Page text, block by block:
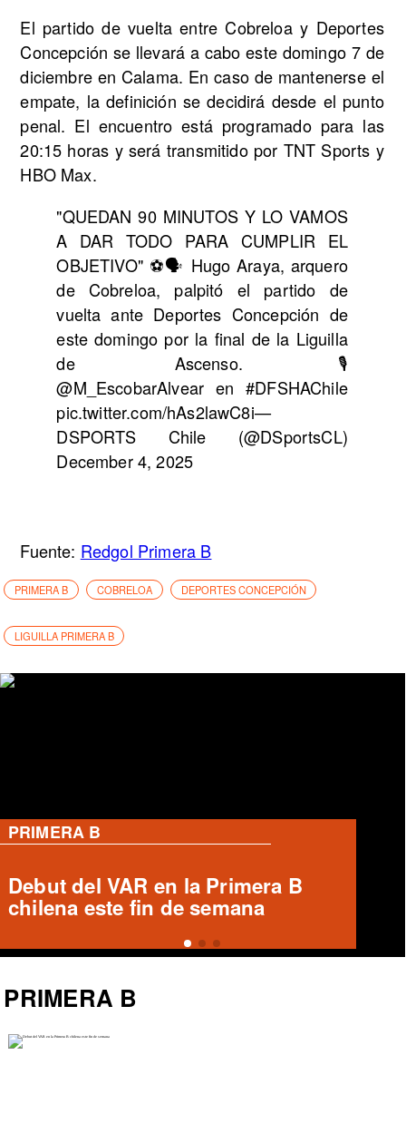
El partido de vuelta entre Cobreloa y Deportes
Concepción se llevará a cabo este domingo 7 de
diciembre en Calama. En caso de mantenerse el
empate, la definición se decidirá desde el punto
penal. El encuentro está programado para las
20:15 horas y será transmitido por TNT Sports y
HBO Max.
"QUEDAN 90 MINUTOS Y LO VAMOS
A DAR TODO PARA CUMPLIR EL
OBJETIVO" ⚽🗣 Hugo Araya, arquero
de Cobreloa, palpitó el partido de
vuelta ante Deportes Concepción de
este domingo por la final de la Liguilla
de Ascenso.🎙
@M_EscobarAlvear en #DFSHAChile
pic.twitter.com/hAs2lawC8i—
DSPORTS Chile (@DSportsCL)
December 4, 2025
Fuente: Redgol Primera B
PRIMERA B COBRELOA DEPORTES CONCEPCIÓN
LIGUILLA PRIMERA B
PRIMERA B
Ronald Fuentes habla sobre caso
Enzo Riquelme y Ángelo Araos
PRIMERA B